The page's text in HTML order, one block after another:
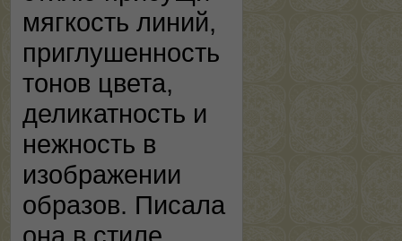
мягкость линий,
приглушенность
тонов цвета,
деликатность и
нежность в
изображении
образов. Писала